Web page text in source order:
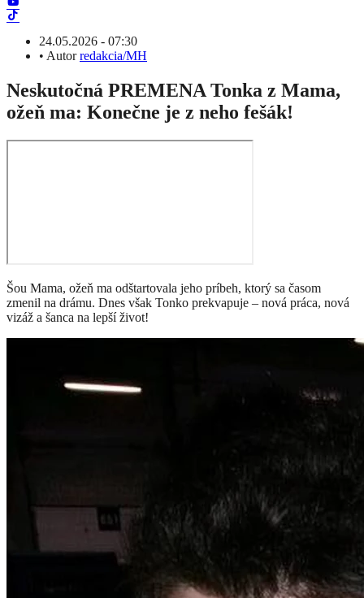
24.05.2026 - 07:30
• Autorredakcia/MH
Neskutočná PREMENA Tonka z Mama,
ožeň ma: Konečne je z neho fešák!
Šou Mama, ožeň ma odštartovala jeho príbeh, ktorý sa časom
zmenil na drámu. Dnes však Tonko prekvapuje – nová práca, nová
vizáž a šanca na lepší život!